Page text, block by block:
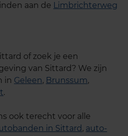
aan de Limbrichterweg
of zoek je een
van Sittard? We zijn
in Geleen, Brunssum,
.
ook terecht voor alle
in Sittard , auto-